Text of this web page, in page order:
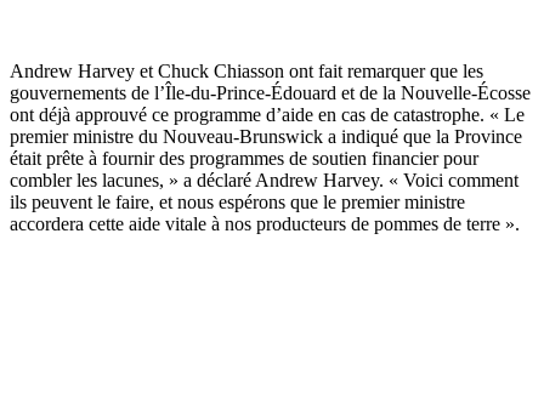
Andrew Harvey et Chuck Chiasson ont fait remarquer que les
gouvernements de l’Île-du-Prince-Édouard et de la Nouvelle-Écosse
ont déjà approuvé ce programme d’aide en cas de catastrophe. « Le
premier ministre du Nouveau-Brunswick a indiqué que la Province
était prête à fournir des programmes de soutien financier pour
combler les lacunes, » a déclaré Andrew Harvey. « Voici comment
ils peuvent le faire, et nous espérons que le premier ministre
accordera cette aide vitale à nos producteurs de pommes de terre ».